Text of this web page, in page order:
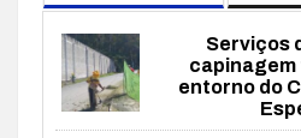
Serviços
entorno do